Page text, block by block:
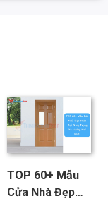
TOP 60+ Mẫu
Cửa Nhà Đẹp